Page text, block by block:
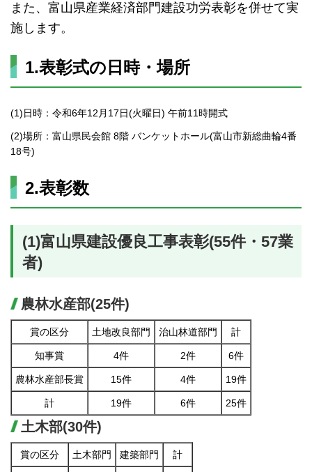
また、富山県産業経済部門建設功労表彰を併せて実
施します。
1.表彰式の日時・場所
(1)日時：令和6年12月17日(火曜日) 午前11時開式
(2)場所：富山県民会館 8階 バンケットホール(富山市新総曲輪4番
18号)
2.表彰数
(1)富山県建設優良工事表彰(55件・57業
者)
農林水産部(25件)
賞の区分 土地改良部門 治山林道部門 計
知事賞 4件 2件 6件
農林水産部長賞 15件 4件 19件
計 19件 6件 25件
土木部(30件)
賞の区分 土木部門 建築部門 計